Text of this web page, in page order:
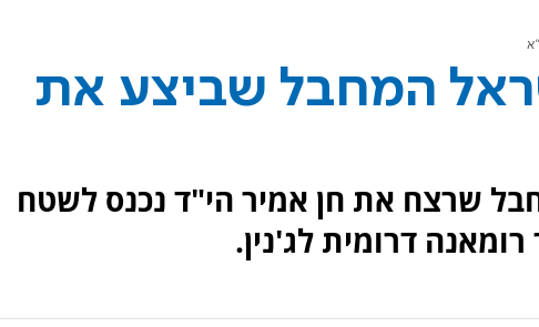
המחבל שביצע את
שרצח את חן אמיר הי"ד נכנס לשטח
דרומית לג'נין.